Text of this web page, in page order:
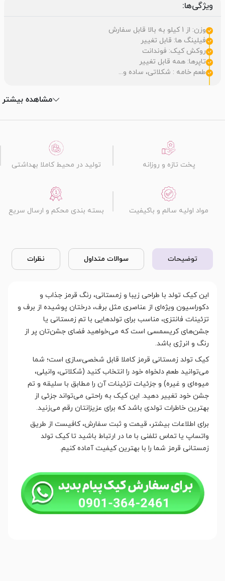
ویژگی‌ها:
وزن: از 1 کیلو به بالا قابل سفارش
فیلینگ ها: قابل تغییر
روکش کیک: فوندانت
تاپرها: همه قابل تغییر
طعم خامه : شکلاتی، ساده و...
مشاهده بیشتر
پخت تازه و روزانه تولید در محیط کاملا بهداشتی
مواد اولیه سالم و باکیفیت بسته بندی محکم و ارسال سریع
توضیحات سوالات متداول نظرات
این کیک تولد با طراحی زیبا و زمستانی، رنگ قرمز جذاب و
دکوراسیون ویژه‌ای از عناصری مثل برف، درختان پوشیده از برف و
تزئینات فانتزی، مناسب برای تولدهایی با تم زمستانی یا
جشن‌های کریسمسی است که می‌خواهید فضای جشن‌تان پر از
رنگ و انرژی باشد.
کیک تولد زمستانی قرمز کاملا قابل شخصی‌سازی است؛ شما
می‌توانید طعم دلخواه خود را انتخاب کنید (شکلاتی، وانیلی،
میوه‌ای و غیره) و جزئیات تزئینات آن را مطابق با سلیقه و تم
جشن خود تغییر دهید. این کیک به راحتی می‌تواند جزئی از
بهترین خاطرات تولدی باشد که برای عزیزانتان رقم می‌زنید.
برای اطلاعات بیشتر، قیمت و ثبت سفارش، کافیست از طریق
واتساپ یا تماس تلفنی با ما در ارتباط باشید تا کیک تولد
زمستانی قرمز شما را با بهترین کیفیت آماده کنیم.